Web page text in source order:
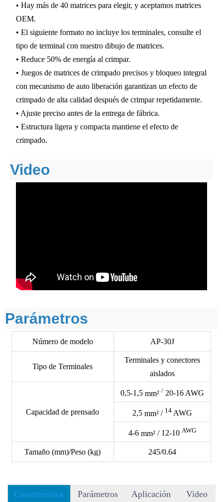
• Hay más de 40 matrices para elegir, y aceptamos matrices
OEM.
• El siguiente formato no incluye los terminales, consulte el
tipo de terminal con nuestro dibujo de matrices.
• Reduce 50% de energía al crimpar.
• Juegos de matrices de crimpado precisos y bloqueo integral
con mecanismo de auto liberación garantizan un efecto de
crimpado de alta calidad después de crimpar repetidamente.
• Ajuste preciso antes de la entrega de fábrica.
• Estructura ligera y compacta mantiene el efecto de
crimpado.
Video
Parámetros
Número de modelo AP-30J
Tipo de Terminales
Terminales y conectores
aislados
Capacidad de prensado
0,5-1,5 mm² / 20-16 AWG
2,5 mm²/ 14AWG
4-6 mm²/ 12-10 AWG
Tamaño (mm)/Peso (kg) 245/0.64
Característica Parámetros Aplicación Video